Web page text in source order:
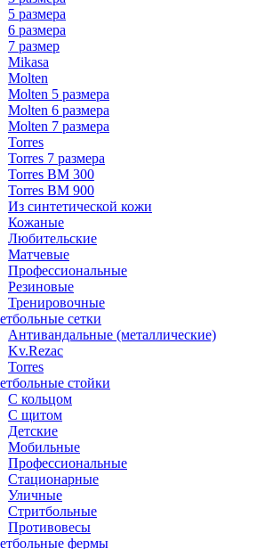
5 размера
6 размера
7 размер
Mikasa
Molten
Molten 5 размера
Molten 6 размера
Molten 7 размера
Torres
Torres 7 размера
Torres BM 300
Torres BM 900
Из синтетической кожи
Кожаные
Любительские
Матчевые
Профессиональные
Резиновые
Тренировочные
сетки
Антивандальные (металлические)
Kv.Rezac
Torres
стойки
С кольцом
С щитом
Детские
Мобильные
Профессиональные
Стационарные
Уличные
Стритбольные
Противовесы
фермы